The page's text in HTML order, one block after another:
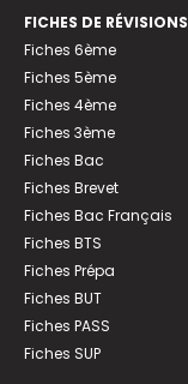
FICHES DE RÉVISIONS
Fiches 6ème
Fiches 5ème
Fiches 4ème
Fiches 3ème
Fiches Bac
Fiches Brevet
Fiches Bac Français
Fiches BTS
Fiches Prépa
Fiches BUT
Fiches PASS
Fiches SUP